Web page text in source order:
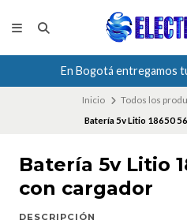
En Bogotá entregamos
Inicio Todos los
Batería 5v Litio 18650
Batería 5v Litio
con cargador
DESCRIPCIÓN